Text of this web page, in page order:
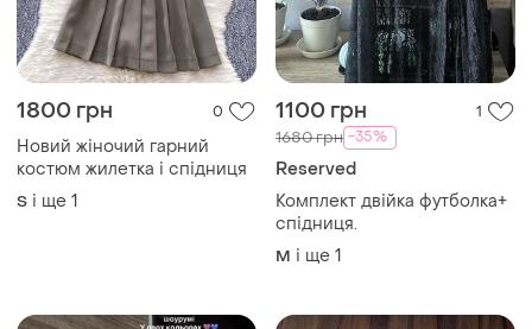
1800 грн 0
Новий жіночий гарний
костюм жилетка і спідниця
S і ще 1
1100 грн 1
1680 грн -35%
Reserved
Комплект двійка футболка+
спідниця.
M і ще 1